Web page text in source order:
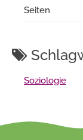
Seiten
Soziologie